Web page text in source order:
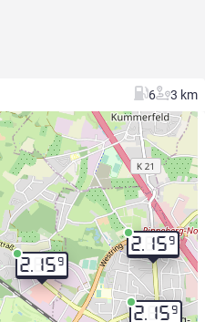
6 3 km
2.159
2.159
2.159